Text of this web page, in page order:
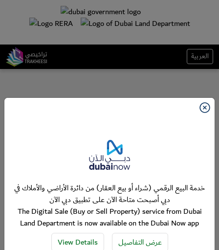
العربية
خدمة البيع الرقمي (شراء أو بيع العقار) من دائرة الأراضي والأملاك في
دبي أصبحت متاحة الآن على تطبيق دبي الآن
The Digital Sale (Buy or Sell Property) service from Dubai
Land Department is now available on the Dubai Now app
View Details
عرض التفاصيل